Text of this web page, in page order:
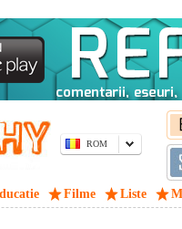
ROM
Filme Liste